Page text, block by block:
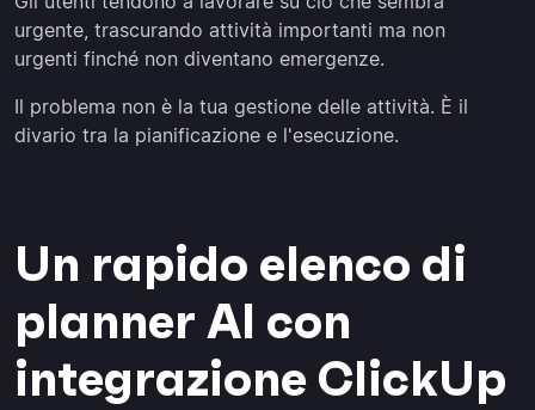
urgente, trascurando attività importanti ma non
urgenti finché non diventano emergenze.
Il problema non è la tua gestione delle attività. È il
divario tra la pianificazione e l'esecuzione.
Un rapido elenco di
planner AI con
integrazione ClickUp